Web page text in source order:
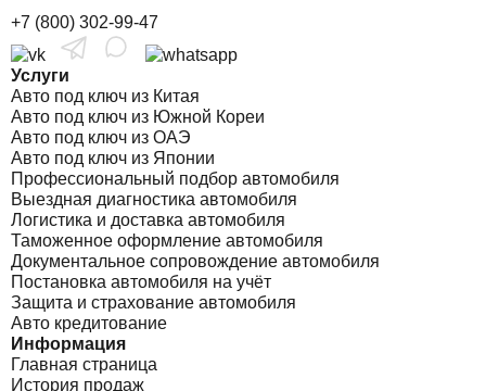
+7 (800) 302-99-47
Услуги
Авто под ключ из Китая
Авто под ключ из Южной Кореи
Авто под ключ из ОАЭ
Авто под ключ из Японии
Профессиональный подбор автомобиля
Выездная диагностика автомобиля
Логистика и доставка автомобиля
Таможенное оформление автомобиля
Документальное сопровождение автомобиля
Постановка автомобиля на учёт
Защита и страхование автомобиля
Авто кредитование
Информация
Главная страница
История продаж